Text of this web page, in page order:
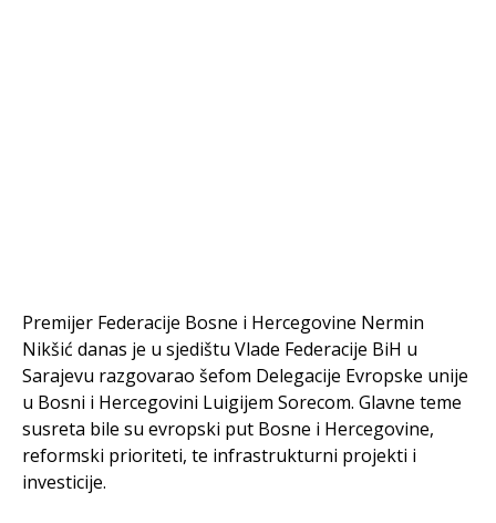
Premijer Federacije Bosne i Hercegovine Nermin
Nikšić danas je u sjedištu Vlade Federacije BiH u
Sarajevu razgovarao šefom Delegacije Evropske unije
u Bosni i Hercegovini Luigijem Sorecom. Glavne teme
susreta bile su evropski put Bosne i Hercegovine,
reformski prioriteti, te infrastrukturni projekti i
investicije.